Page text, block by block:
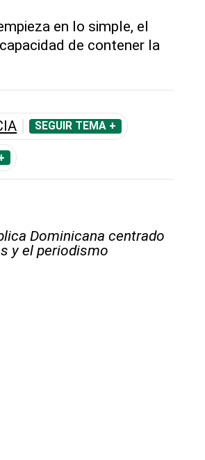
en lo simple, el
de contener la
SEGUIR TEMA +
Dominicana centrado
y el periodismo